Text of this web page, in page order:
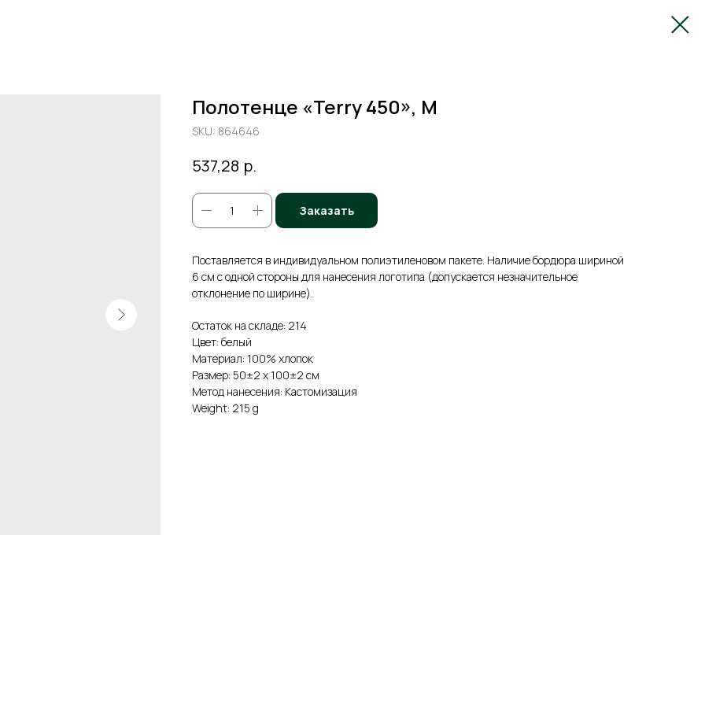
Полотенце «Terry 450», M
SKU: 864646
537,28 р.
Заказать
Поставляется в индивидуальном полиэтиленовом пакете. Наличие бордюра шириной
6 см с одной стороны для нанесения логотипа (допускается незначительное
отклонение по ширине).
Остаток на складе: 214
Цвет: белый
Материал: 100% хлопок
Размер: 50±2 х 100±2 см
Метод нанесения: Кастомизация
Weight: 215 g